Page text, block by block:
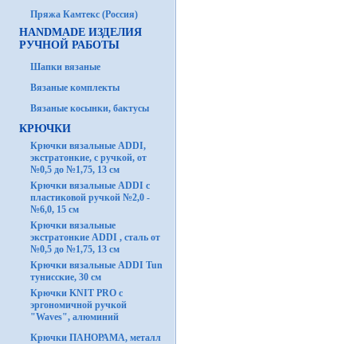
Пряжа Камтекс (Россия)
HANDMADE ИЗДЕЛИЯ
РУЧНОЙ РАБОТЫ
Шапки вязаные
Вязаные комплекты
Вязаные косынки, бактусы
КРЮЧКИ
Крючки вязальные ADDI,
экстратонкие, с ручкой, от
№0,5 до №1,75, 13 см
Крючки вязальные ADDI с
пластиковой ручкой №2,0 -
№6,0, 15 см
Крючки вязальные
экстратонкие ADDI , сталь от
№0,5 до №1,75, 13 см
Крючки вязальные ADDI Tun
тунисские, 30 см
Крючки KNIT PRO с
эргономичной ручкой
"Waves", алюминий
Крючки ПАНОРАМА, металл